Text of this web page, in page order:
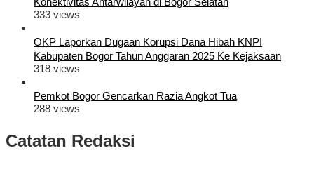
333 views
OKP Laporkan Dugaan Korupsi Dana Hibah KNPI
Kabupaten Bogor Tahun Anggaran 2025 Ke Kejaksaan
318 views
Pemkot Bogor Gencarkan Razia Angkot Tua
288 views
Catatan Redaksi